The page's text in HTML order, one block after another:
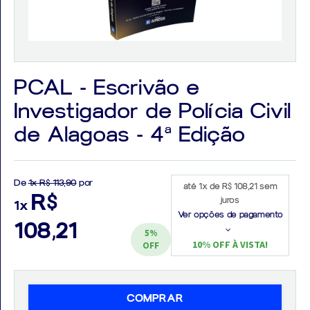
Aprovados
Notícias
Aulas
AO
PCAL - Escrivão e
Investigador de Polícia Civil
de Alagoas - 4ª Edição
De 1x R$ 113,90por
1x R$
108,21
5%
OFF
até 1x de R$ 108,21 sem
juros
Ver opções de pagamento
10% OFF À VISTA!
COMPRAR